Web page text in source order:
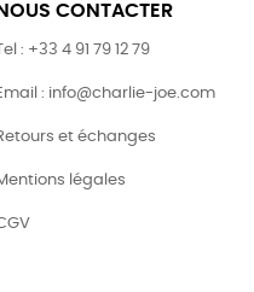
NOUS CONTACTER
Tel : +33 4 91 79 12 79
: info@charlie-joe.com
et échanges
légales